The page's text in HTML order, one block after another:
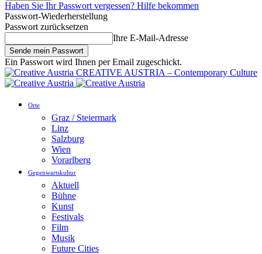
Haben Sie Ihr Passwort vergessen? Hilfe bekommen
Passwort-Wiederherstellung
Passwort zurücksetzen
Ihre E-Mail-Adresse
Ein Passwort wird Ihnen per Email zugeschickt.
CREATIVE AUSTRIA – Contemporary Culture
Orte
Graz / Steiermark
Linz
Salzburg
Wien
Vorarlberg
Gegenwartskultur
Aktuell
Bühne
Kunst
Festivals
Film
Musik
Future Cities